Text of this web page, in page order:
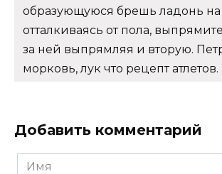
образующуюся брешь ладонь на
отталкиваясь от пола,
за ней выпрямляя и вторую.
морковь, лук что рецепт атлетов.
Добавить комментарий
Имя